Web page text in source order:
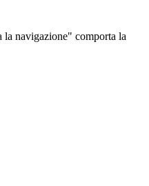
la navigazione" comporta la